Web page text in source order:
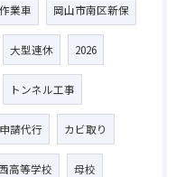
業車 岡山市南区新保
大型連休 2026
トンネル工事
申請代行 カビ取り
高等学校 母校